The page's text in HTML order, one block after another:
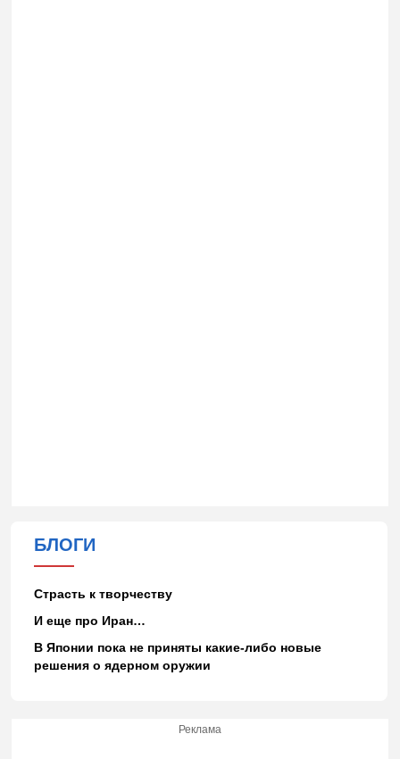
БЛОГИ
Страсть к творчеству
И еще про Иран…
В Японии пока не приняты какие-либо новые
решения о ядерном оружии
Реклама